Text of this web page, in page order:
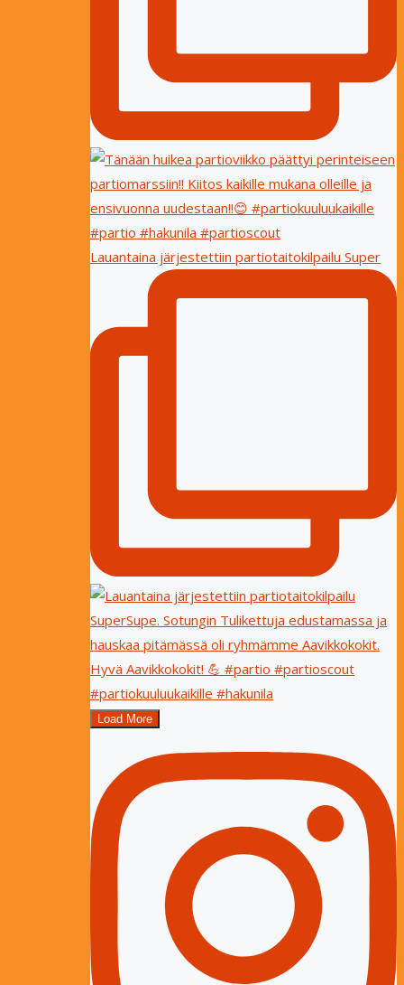
Lauantaina järjestettiin partiotaitokilpailu Super
Load More